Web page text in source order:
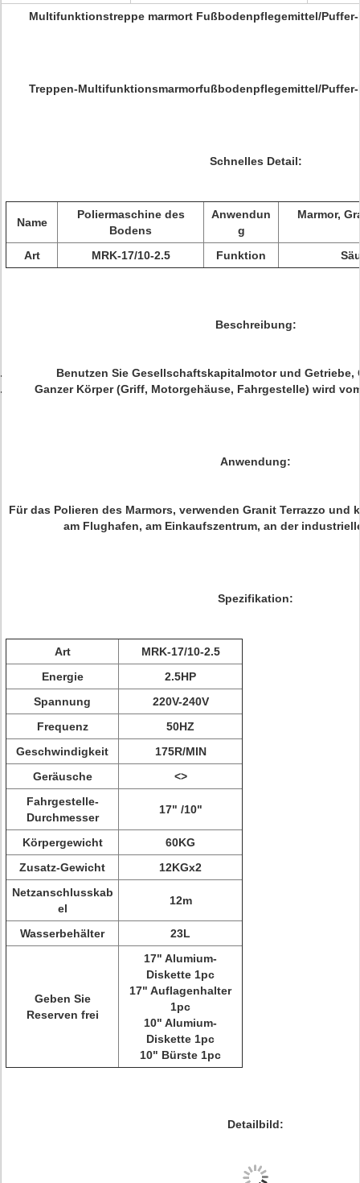
Multifunktionstreppe marmort Fußbodenpflegemittel/
Treppen-Multifunktionsmarmorfußbodenpflegemittel/
Schnelles Detail:
Name
Poliermaschine des
Bodens
Anwendun
g
Marmor,
Art MRK-17/10-2.5 Funktion
Beschreibung:
Benutzen Sie Gesellschaftskapitalmotor und Getriebe,
Ganzer Körper (Griff, Motorgehäuse, Fahrgestelle) wird
Anwendung:
Für das Polieren des Marmors, verwenden Granit Terrazzo und
am Flughafen, am Einkaufszentrum, an der
Spezifikation:
Art
MRK-17/10-2.5
Energie
2.5HP
Spannung
220V-240V
Frequenz
50HZ
Geschwindigkeit
175R/MIN
Geräusche
<>
Fahrgestelle-
Durchmesser
17" /10"
Körpergewicht
60KG
Zusatz-Gewicht
12KGx2
Netzanschlusskab
el
12m
Wasserbehälter 23L
Geben Sie
Reserven frei
17" Alumium-
Diskette 1pc
17" Auflagenhalter
1pc
10" Alumium-
Diskette 1pc
10" Bürste 1pc
Detailbild: